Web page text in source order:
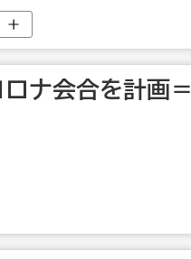
ナ会合を計画＝